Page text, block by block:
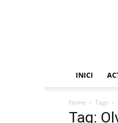
INICI
Home Tags
Tag: